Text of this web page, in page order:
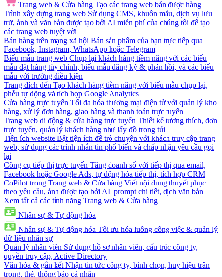
Trang web & Cửa hàng Tạo các trang web bán được hàng
Trình xây dựng trang web Sử dụng CMS, khuôn mẫu, dịch vụ lưu
trữ, ảnh và văn bản được tạo bởi AI miễn phí của chúng tôi để tạo
các trang web tuyệt vời
Bán hàng trên mạng xã hội Bán sản phẩm của bạn trực tiếp qua
Facebook, Instagram, WhatsApp hoặc Telegram
Biểu mẫu trang web Chụp lại khách hàng tiềm năng với các biểu
mẫu đặt hàng tùy chỉnh, biểu mẫu đăng ký & phản hồi, và các biểu
mẫu với trường điều kiện
Trang đích đến Tạo khách hàng tiềm năng với biểu mẫu chụp lại,
phễu tự động và tích hợp Google Analytics
Cửa hàng trực tuyến Tối đa hóa thương mại điện tử với quản lý kho
hàng, xử lý đơn hàng, giao hàng và thanh toán trực tuyến
Trang web di động & cửa hàng trực tuyến Thiết kế tương thích, đơn
trực tuyến, quản lý khách hàng như lấy đồ trong túi
Tiện ích website Bật tiện ích để trò chuyện với khách truy cập trang
web, sử dụng các trình nhắn tin phổ biến và chấp nhận yêu cầu gọi
lại
Công cụ tiếp thị trực tuyến Tăng doanh số với tiếp thị qua email,
Facebook hoặc Google Ads, tự động hóa tiếp thị, tích hợp CRM
CoPilot trong Trang web & Cửa hàng Viết nội dung thuyết phục
theo yêu cầu, ảnh được tạo bởi AI, prompt chi tiết, dịch văn bản
Xem tất cả các tính năng Trang web & Cửa hàng
Nhân sự & Tự động hóa
Nhân sự & Tự động hóa Tối ưu hóa luồng công việc & quản lý
dữ liệu nhân sự
Quản lý nhân viên Sử dụng hồ sơ nhân viên, cấu trúc công ty,
quyền truy cập, Active Directory
Văn hóa & gắn kết Nhận tin tức công ty, bình chọn, huy hiệu trân
trọng, thẻ, thông báo cá nhân